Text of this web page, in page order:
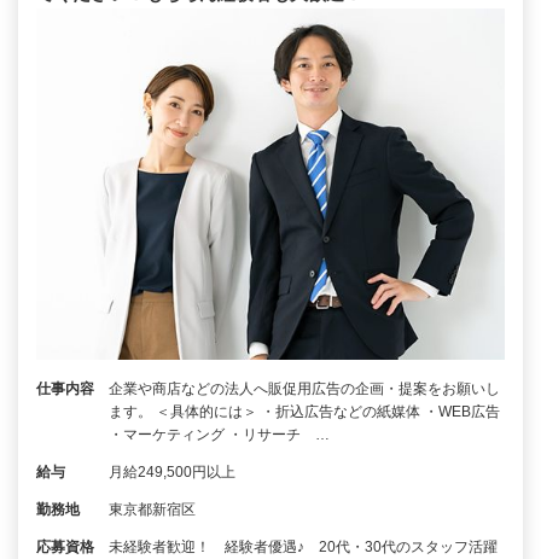
仕事内容
企業や商店などの法人へ販促用広告の企画・提案をお願いし
ます。 ＜具体的には＞ ・折込広告などの紙媒体 ・WEB広告
・マーケティング ・リサーチ …
給与 月給249,500円以上
勤務地 東京都新宿区
応募資格
未経験者歓迎！ 経験者優遇♪ 20代・30代のスタッフ活躍